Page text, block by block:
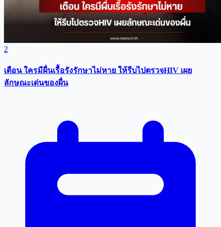
2
เตือน ใครมีผื่นเรื้อรังรักษาไม่หาย ให้รีบไปตรวจHIV เผย
ลักษณะเด่นของผื่น